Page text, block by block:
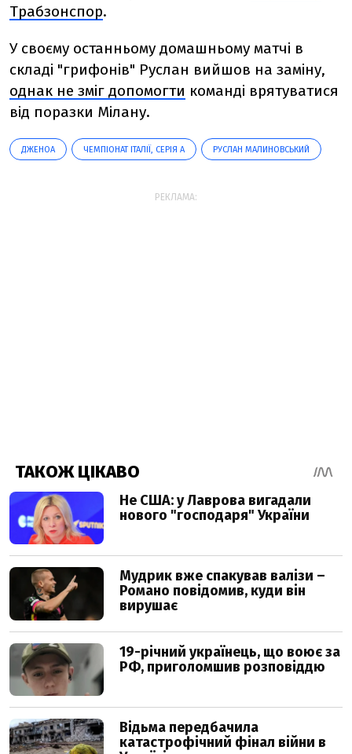
Трабзонспор.
У своєму останньому домашньому матчі в
складі "грифонів" Руслан вийшов на заміну,
однак не зміг допомогти команді врятуватися
від поразки Мілану.
ДЖЕНОА ЧЕМПІОНАТ ІТАЛІЇ, СЕРІЯ А РУСЛАН МАЛИНОВСЬКИЙ
РЕКЛАМА: